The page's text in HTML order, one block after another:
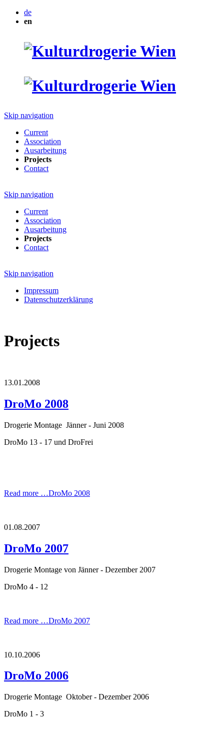
de
en
Skip navigation
Current
Association
Ausarbeitung
Projects
Contact
Skip navigation
Current
Association
Ausarbeitung
Projects
Contact
Skip navigation
Impressum
Datenschutzerklärung
Projects
13.01.2008
DroMo 2008
Drogerie Montage Jänner - Juni 2008
DroMo 13 - 17 und DroFrei
Read more …DroMo 2008
01.08.2007
DroMo 2007
Drogerie Montage von Jänner - Dezember 2007
DroMo 4 - 12
Read more …DroMo 2007
10.10.2006
DroMo 2006
Drogerie Montage Oktober - Dezember 2006
DroMo 1 - 3